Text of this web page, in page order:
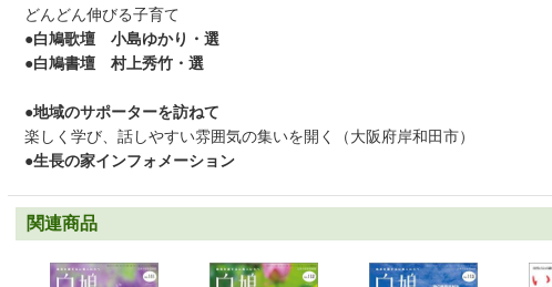
どんどん伸びる子育て
●白鳩歌壇 小島ゆかり・選
●白鳩書壇 村上秀竹・選
●地域のサポーターを訪ねて
楽しく学び、話しやすい雰囲気の集いを開く（大阪府岸和田市）
●生長の家インフォメーション
関連商品